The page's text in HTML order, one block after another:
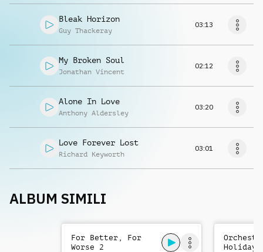
Bleak Horizon
Guy Thackeray
03:13
My Broken Soul
Jonathan Vincent
02:12
Alone In Love
Anthony Aldersley
03:20
Love Forever Lost
Richard Keyworth
03:01
ALBUM SIMILI
For Better, For
Worse 2
Holiday